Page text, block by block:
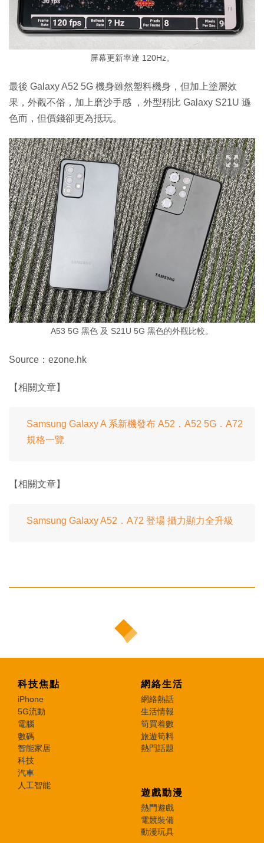
屏幕更新率達 120Hz。
最後 Galaxy A52 5G 機身雖然塑料機身，但加上塗層效
果，外觀不俗，加上磨沙手感 ，外型稍比 Galaxy S21U 遜
色而，但價錢卻更為抵玩。
A53 5G 黑色 及 S21U 5G 黑色的外觀比較。
Source：ezone.hk
【相關文章】
Samsung Galaxy A 系新機發布 A52．A52 5G．A72
規格一覽
【相關文章】
Samsung Galaxy A52．A72 登場 攝力顯力全升級
科技焦點
iPhone
5G流動
電腦
數碼
智能家居
科技
汽車
人工智能
網絡生活
網絡熱話
生活情報
筍買着數
旅遊筍料
熱門話題
遊戲動漫
熱門遊戲
電競裝備
動漫玩具